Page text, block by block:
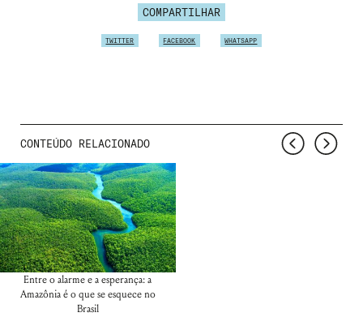
COMPARTILHAR
TWITTER FACEBOOK WHATSAPP
CONTEÚDO RELACIONADO
Entre o alarme e a esperança: a
Amazônia é o que se esquece no
Brasil